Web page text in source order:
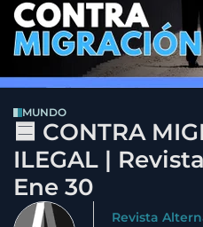
MUNDO
🟦 CONTRA
ILEGAL |
Ene 30
Revista